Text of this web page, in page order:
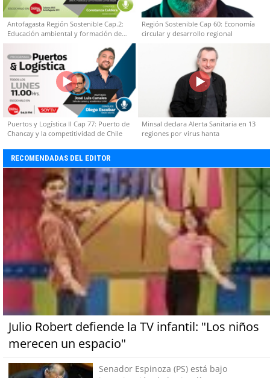
Antofagasta Región Sostenible Cap.2:
Educación ambiental y formación de
capacidades técnicas
Región Sostenible Cap 60: Economía
circular y desarrollo regional
Puertos y Logística II Cap 77: Puerto de
Chancay y la competitividad de Chile
Minsal declara Alerta Sanitaria en 13
regiones por virus hanta
RECOMENDADAS DEL EDITOR
Julio Robert defiende la TV infantil: "Los niños
merecen un espacio"
Senador Espinoza (PS) está bajo